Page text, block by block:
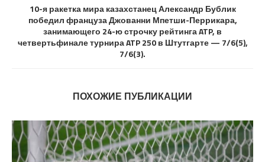
10-я ракетка мира казахстанец Александр Бублик
победил француза Джованни Мпетши-Перрикара,
занимающего 24-ю строчку рейтинга ATP, в
четвертьфинале турнира ATP 250 в Штутгарте — 7/6(5),
7/6(3).
ПОХОЖИЕ ПУБЛИКАЦИИ